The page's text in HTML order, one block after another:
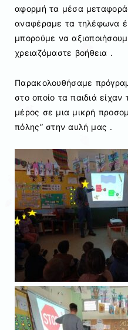
αφορμή τα μέσα
αναφέραμε τα τηλέφωνα
μπορούμε να
χρειαζόμαστε βοήθεια .
Παρακολουθήσαμε
στο οποίο τα παιδιά
μέρος σε μια μικρή
πόλης” στην αυλή μας .